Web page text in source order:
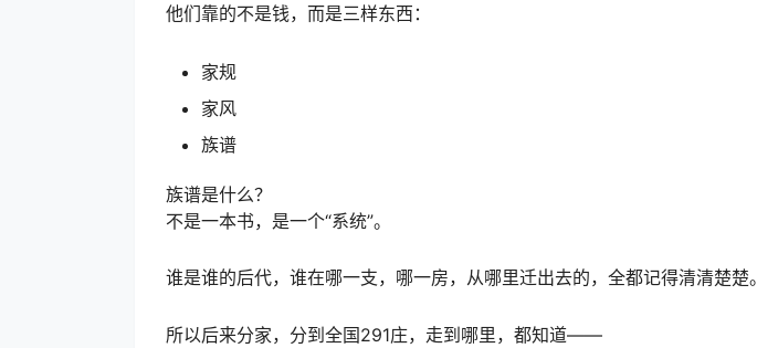
他们靠的不是钱，而是三样东西：
家规
家风
族谱
族谱是什么？
不是一本书，是一个“系统”。
谁是谁的后代，谁在哪一支，哪一房，从哪里迁出去的，全都记得清清楚楚。
所以后来分家，分到全国291庄，走到哪里，都知道——